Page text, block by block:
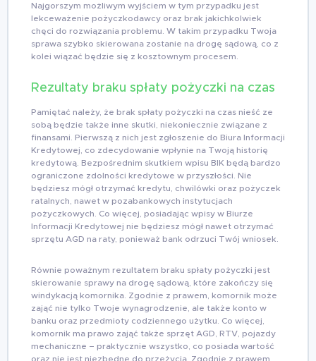
Najgorszym możliwym wyjściem w tym przypadku jest
lekceważenie pożyczkodawcy oraz brak jakichkolwiek
chęci do rozwiązania problemu. W takim przypadku Twoja
sprawa szybko skierowana zostanie na drogę sądową, co z
kolei wiązać będzie się z kosztownym procesem.
Rezultaty braku spłaty pożyczki na czas
Pamiętać należy, że brak spłaty pożyczki na czas nieść ze
sobą będzie także inne skutki, niekoniecznie związane z
finansami. Pierwszą z nich jest zgłoszenie do Biura Informacji
Kredytowej, co zdecydowanie wpłynie na Twoją historię
kredytową. Bezpośrednim skutkiem wpisu BIK będą bardzo
ograniczone zdolności kredytowe w przyszłości. Nie
będziesz mógł otrzymać kredytu, chwilówki oraz pożyczek
ratalnych, nawet w pozabankowych instytucjach
pożyczkowych. Co więcej, posiadając wpisy w Biurze
Informacji Kredytowej nie będziesz mógł nawet otrzymać
sprzętu AGD na raty, ponieważ bank odrzuci Twój wniosek.
Równie poważnym rezultatem braku spłaty pożyczki jest
skierowanie sprawy na drogę sądową, które zakończy się
windykacją komornika. Zgodnie z prawem, komornik może
zająć nie tylko Twoje wynagrodzenie, ale także konto w
banku oraz przedmioty codziennego użytku. Co więcej,
komornik ma prawo zająć także sprzęt AGD, RTV, pojazdy
mechaniczne – praktycznie wszystko, co posiada wartość
oraz nie jest niezbędne do przeżycia. Zgodnie z prawem,